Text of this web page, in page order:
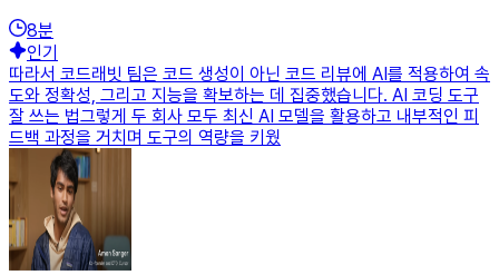
8분
인기
따라서 코드래빗 팀은 코드 생성이 아닌 코드 리뷰에 AI를 적용하여 속
도와 정확성, 그리고 지능을 확보하는 데 집중했습니다. AI 코딩 도구
잘 쓰는 법그렇게 두 회사 모두 최신 AI 모델을 활용하고 내부적인 피
드백 과정을 거치며 도구의 역량을 키웠